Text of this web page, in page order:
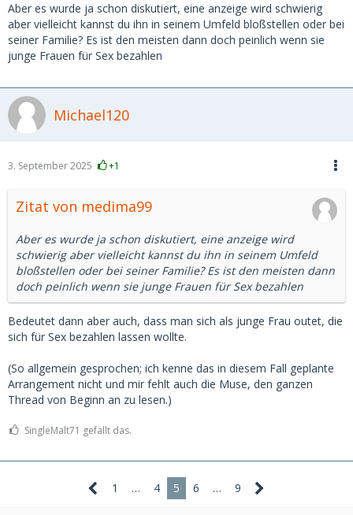
Aber es wurde ja schon diskutiert, eine anzeige wird schwierig
aber vielleicht kannst du ihn in seinem Umfeld bloßstellen oder bei
seiner Familie? Es ist den meisten dann doch peinlich wenn sie
junge Frauen für Sex bezahlen
Michael120
3. September 2025 +1
Zitat von medima99
Aber es wurde ja schon diskutiert, eine anzeige wird
schwierig aber vielleicht kannst du ihn in seinem Umfeld
bloßstellen oder bei seiner Familie? Es ist den meisten dann
doch peinlich wenn sie junge Frauen für Sex bezahlen
Bedeutet dann aber auch, dass man sich als junge Frau outet, die
sich für Sex bezahlen lassen wollte.
(So allgemein gesprochen; ich kenne das in diesem Fall geplante
Arrangement nicht und mir fehlt auch die Muse, den ganzen
Thread von Beginn an zu lesen.)
SingleMalt71 gefällt das.
1 … 4 5 6 … 9